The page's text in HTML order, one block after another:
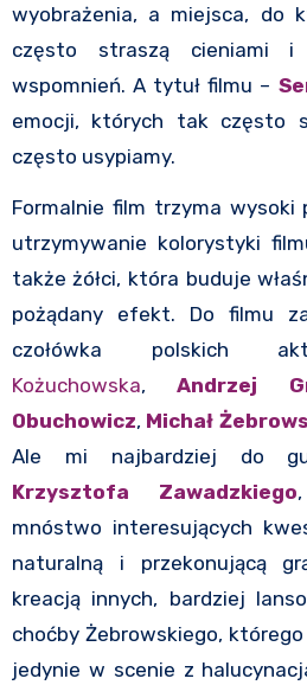
wyobrażenia, a miejsca, do
często straszą cieniami i
wspomnień. A tytuł filmu –
emocji, których tak często
często usypiamy.
Formalnie film trzyma wysoki
utrzymywanie kolorystyki
także żółci, która buduje
pożądany efekt. Do filmu
czołówka polskich
Kożuchowska,Andrzej
Obuchowicz, Michał
Ale mi najbardziej do
Krzysztofa Zawadzkiego
mnóstwo interesujących
naturalną i przekonującą
kreacją innych, bardziej
choćby Żebrowskiego,
jedynie w scenie z